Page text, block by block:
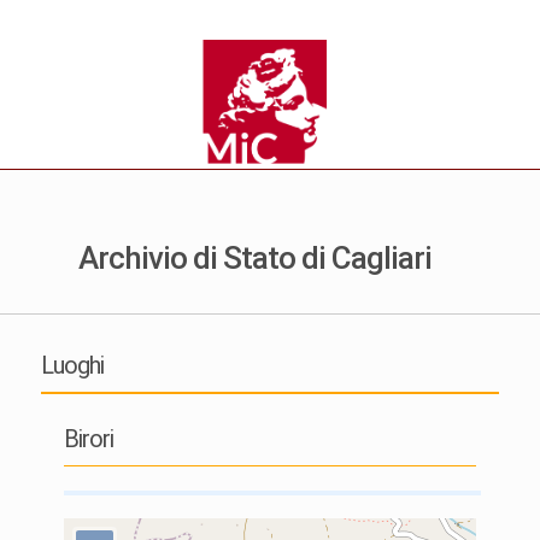
Archivio di Stato di Cagliari
Luoghi
Birori